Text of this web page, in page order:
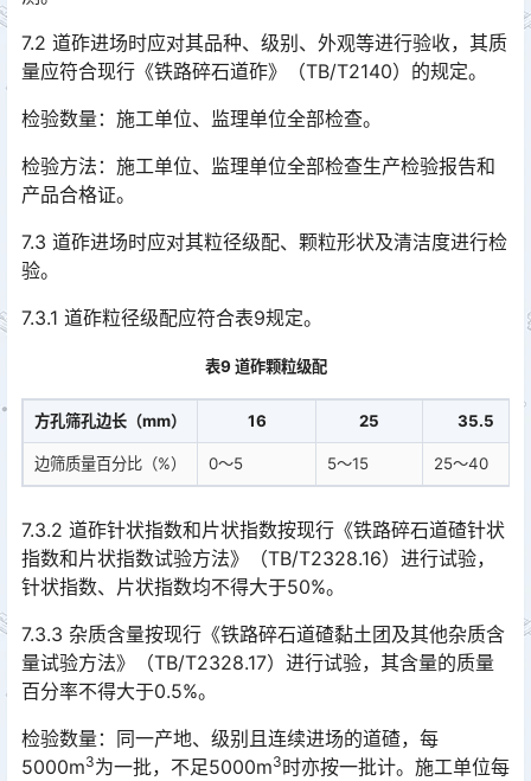
7.2 道砟进场时应对其品种、级别、外观等进行验收，其质
量应符合现行《铁路碎石道砟》（TB/T2140）的规定。
检验数量：施工单位、监理单位全部检查。
检验方法：施工单位、监理单位全部检查生产检验报告和
产品合格证。
7.3 道砟进场时应对其粒径级配、颗粒形状及清洁度进行检
验。
7.3.1 道砟粒径级配应符合表9规定。
表9 道砟颗粒级配
方孔筛孔边长（mm） 16 25 35.5
边筛质量百分比（%） 0～5 5～15 25～40
7.3.2 道砟针状指数和片状指数按现行《铁路碎石道碴针状
指数和片状指数试验方法》（TB/T2328.16）进行试验，
针状指数、片状指数均不得大于50%。
7.3.3 杂质含量按现行《铁路碎石道碴黏土团及其他杂质含
量试验方法》（TB/T2328.17）进行试验，其含量的质量
百分率不得大于0.5%。
检验数量：同一产地、级别且连续进场的道碴，每
5000m3为一批，不足5000m3时亦按一批计。施工单位每